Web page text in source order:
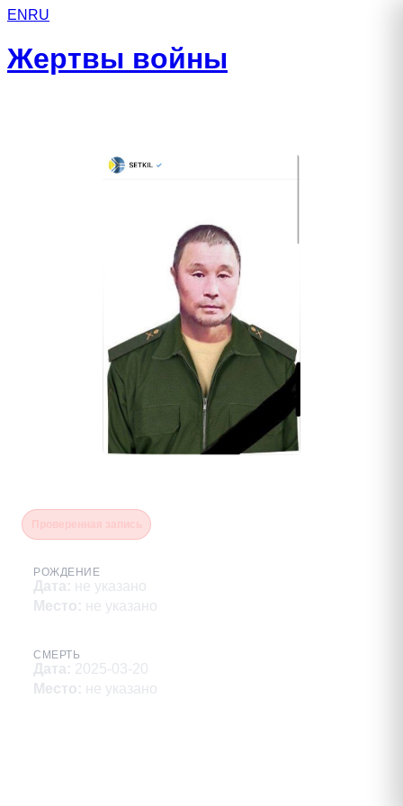
EN RU
Жертвы войны
РОЖДЕНИЕ
Дата: не указано
Место: не указано
СМЕРТЬ
Дата: 2025-03-20
Место: не указано